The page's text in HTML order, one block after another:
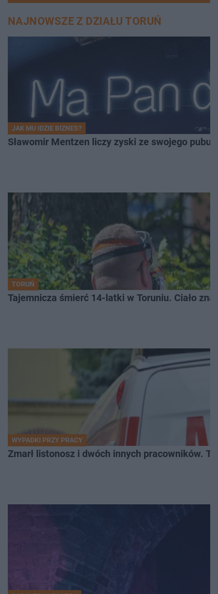
NAJNOWSZE Z DZIAŁU TORUŃ
JAK MU IDZIE BIZNES?
Sławomir Mentzen liczy zyski ze swojego
TORUŃ
Tajemnicza śmierć 14-latki w Toruniu. Ciało
WYPADKI PRZY PRACY
Zmarł listonosz i dwóch innych pracowników.